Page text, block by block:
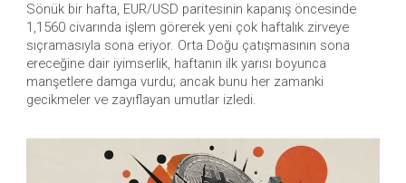
Sönük bir hafta, EUR/USD paritesinin kapanış öncesinde
1,1560 civarında işlem görerek yeni çok haftalık zirveye
sıçramasıyla sona eriyor. Orta Doğu çatışmasının sona
ereceğine dair iyimserlik, haftanın ilk yarısı boyunca
manşetlere damga vurdu; ancak bunu her zamanki
gecikmeler ve zayıflayan umutlar izledi.